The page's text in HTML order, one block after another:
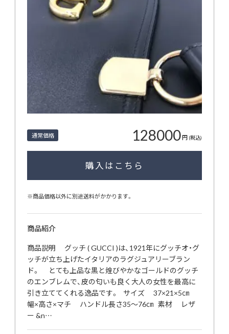
通常価格 128000円 (税込)
購入はこちら
※商品価格以外に別途送料がかかります。
商品紹介
商品説明 グッチ ( GUCCI )は、1921年にグッチオ・グ
ッチが立ち上げたイタリアのラグジュアリーブラン
ド。 とても上品な黒と煌びやかなゴールドのグッチ
のエンブレムで、皮の匂いも良く大人の女性を最高に
引き立ててくれる逸品です。 サイズ 37×21×5㎝
幅×高さ×マチ ハンドル長さ35～76㎝ 素材 レザ
ー &n…